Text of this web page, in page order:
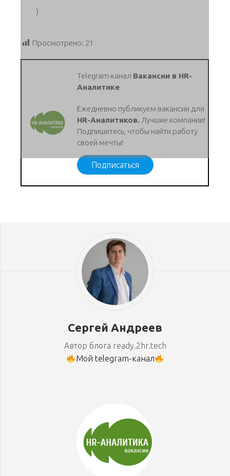
)
Просмотрено: 21
Telegram-канал Вакансии в HR-
Аналитике
Ежедневно публикуем вакансии для
HR-Аналитиков. Лучшие компании!
Подпишитесь, чтобы найти работу
своей мечты!
Подписаться
Сергей Андреев
Автор блога ready.2hr.tech
Мой telegram-канал